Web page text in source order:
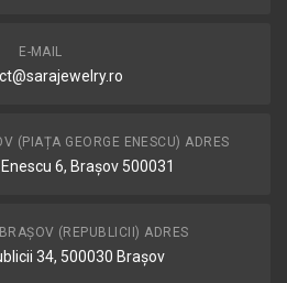
E-MAIL
(PIAȚA GEORGE ENESCU) ADRES
6, Brașov 500031
(REPUBLICII) ADRES
34, 500030 Brașov